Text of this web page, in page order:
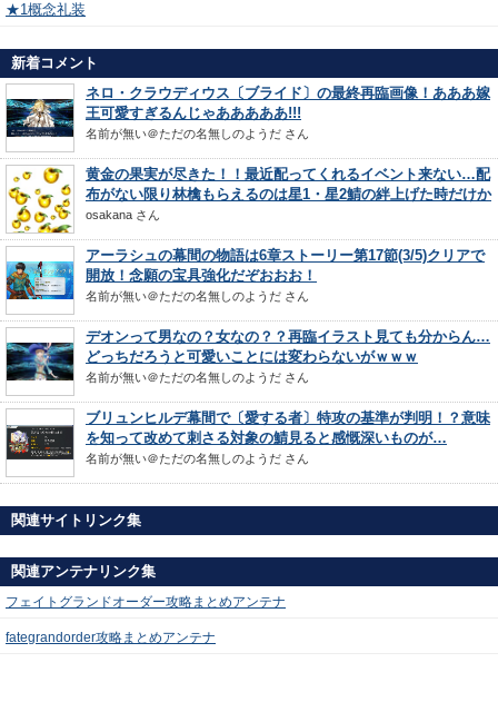
★1概念礼装
新着コメント
ネロ・クラウディウス〔ブライド〕の最終再臨画像！あああ嫁
王可愛すぎるんじゃあああああ!!!
名前が無い＠ただの名無しのようだ さん
黄金の果実が尽きた！！最近配ってくれるイベント来ない…配
布がない限り林檎もらえるのは星1・星2鯖の絆上げた時だけか
osakana さん
アーラシュの幕間の物語は6章ストーリー第17節(3/5)クリアで
開放！念願の宝具強化だぞおおお！
名前が無い＠ただの名無しのようだ さん
デオンって男なの？女なの？？再臨イラスト見ても分からん…
どっちだろうと可愛いことには変わらないがｗｗｗ
名前が無い＠ただの名無しのようだ さん
ブリュンヒルデ幕間で〔愛する者〕特攻の基準が判明！？意味
を知って改めて刺さる対象の鯖見ると感慨深いものが…
名前が無い＠ただの名無しのようだ さん
関連サイトリンク集
関連アンテナリンク集
フェイトグランドオーダー攻略まとめアンテナ
fategrandorder攻略まとめアンテナ